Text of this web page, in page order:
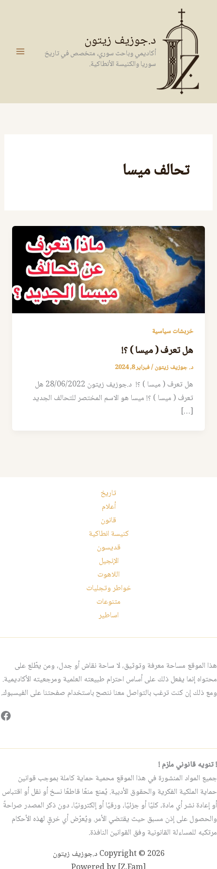
المحتوى
د.جوزيف زيتون
أكاديمي وباحث سوري، متخصص في تاريخ
سوريا والكنيسة الأنطاكية.
تحالف ميسا
خربشات سياسية
هل تعرف ( ميسا ) ؟!
د. جوزيف زيتون/فبراير 8, 2024
هل تعرف ( ميسا ) ؟! د.جوزيف زيتون 28/06/2022 هل
تعرف ( ميسا ) ؟! ميسا هو الاسم المختصر للتحالف الجديد
[…]
تاريخ
أعلام
قانون
كنيسة انطاكية
قديسون
الإنجيل
اللاهوت
خواطر وتجليات
متنوعات
اساطير
هذا الموقع مساحة معرفة وتوثيق، لا ساحة نقاش أو جدل، ومن يطّلع على
محتواه إنما يفعل ذلك على أساس احترام طبيعته العلمية ومرجعيته الأكاديمية.
ومع ذلك إن كنت ترغب بالتواصل معنا ننصح باستخدام صفحتنا على الفيسبوك.
! تنويه قانوني ملزم !
جميع المواد المنشورة في هذا الموقع محمية حماية كاملة بموجب قوانين
حماية الملكية الفكرية والحقوق الأدبية. يُمنع منعًا قاطعًا نسخ أو نقل أو اقتباس
أو إعادة نشر أي مادة، كليًا أو جزئيًا، ورقيًا أو إلكترونيًا، دون ذكر المصدر صراحةً
والحصول على إذن مسبق حيث يقتضي الأمر. ويُعرّض أي خرقٍ لهذه الأحكام
مرتكبه للمساءلة القانونية وفق القوانين النافذة.
Copyright © 2026 د.جوزيف زيتون